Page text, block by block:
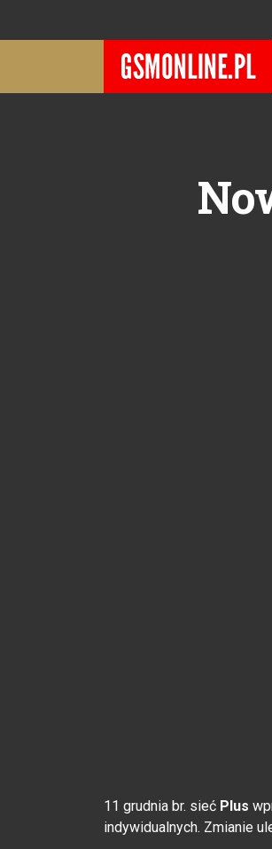
11 grudnia br. sieć Plus
indywidualnych. Zmianie